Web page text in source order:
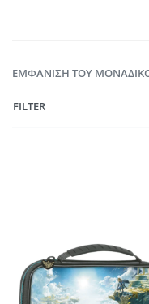
ΕΜΦΆΝΙΣΗ ΤΟΥ
FILTER